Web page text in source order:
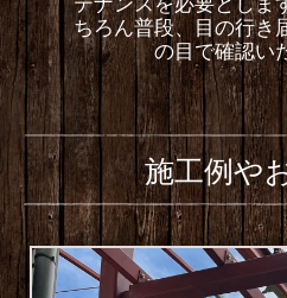
ちろん普段、目の行き
の目で確認い
施工例や